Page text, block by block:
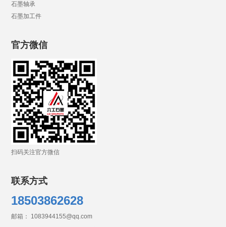
石墨轴承
石墨加工件
官方微信
扫码关注官方微信
联系方式
18503862628
邮箱： 1083944155@qq.com